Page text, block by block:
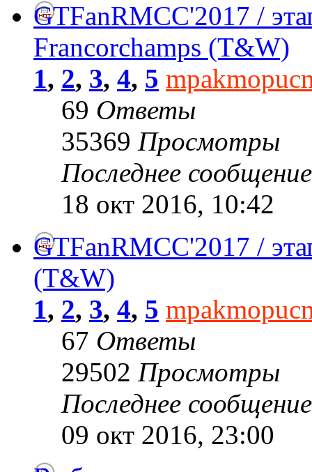
GTFanRMCC'2017 /
Francorchamps (T&W)
1, 2, 3, 4, 5
69 Ответы
35369 Просмотры
Последнее
18 окт 2016, 10:42
GTFanRMCC'2017 /
(T&W)
1, 2, 3, 4, 5
67 Ответы
29502 Просмотры
Последнее
09 окт 2016, 23:00